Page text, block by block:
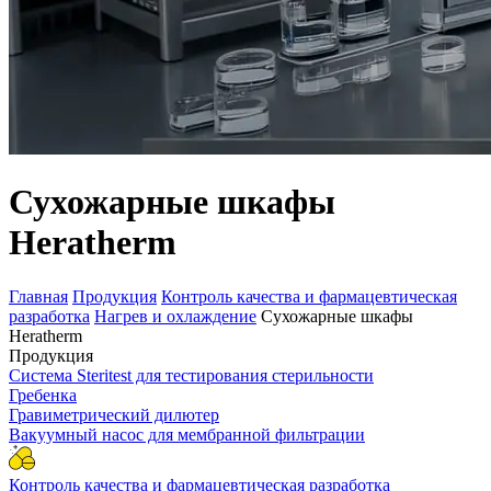
Сухожарные шкафы
Heratherm
Главная Продукция Контроль качества и фармацевтическая
разработка Нагрев и охлаждение Сухожарные шкафы
Heratherm
Продукция
Система Steritest для тестирования стерильности
Гребенка
Гравиметрический дилютер
Вакуумный насос для мембранной фильтрации
Контроль качества и фармацевтическая разработка